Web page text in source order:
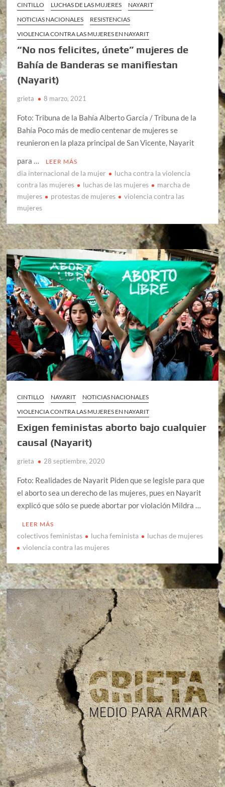
CINTILLO LUCHAS DE LAS MUJERES
NAYARIT
NOTICIAS NACIONALES
RESISTENCIAS
VIOLENCIA CONTRA LAS MUJERES EN NAYARIT
“No nos felicites, únete” mujeres de
Bahía de Banderas se manifiestan
(Nayarit)
grieta 8 marzo, 2021
Foto: Tribuna de la Bahía Alberto García / Tribuna de la
Bahía Poco más de medio centenar de mujeres se
reunieron en la plaza principal de San Vicente, Nayarit
para …
LEER MÁS
dia internacional de la mujer
lucha contra la violencia
contra las mujeres
luchas de las mujeres
marcha de
mujeres
protestas de mujeres
violencia contra las
mujeres
CINTILLO NAYARIT
NOTICIAS NACIONALES
VIOLENCIA CONTRA LAS MUJERES EN NAYARIT
Exigen feministas aborto bajo cualquier
causal (Nayarit)
grieta 28 septiembre, 2020
Foto: Realidades de Nayarit Piden que se legisle para que
el aborto sea un derecho de las mujeres, pues en Nayarit
explicó que sólo se puede abortar por violación Mildra …
LEER MÁS
colectivos feministas lucha feminista
luchas de mujeres
violencia contra las mujeres